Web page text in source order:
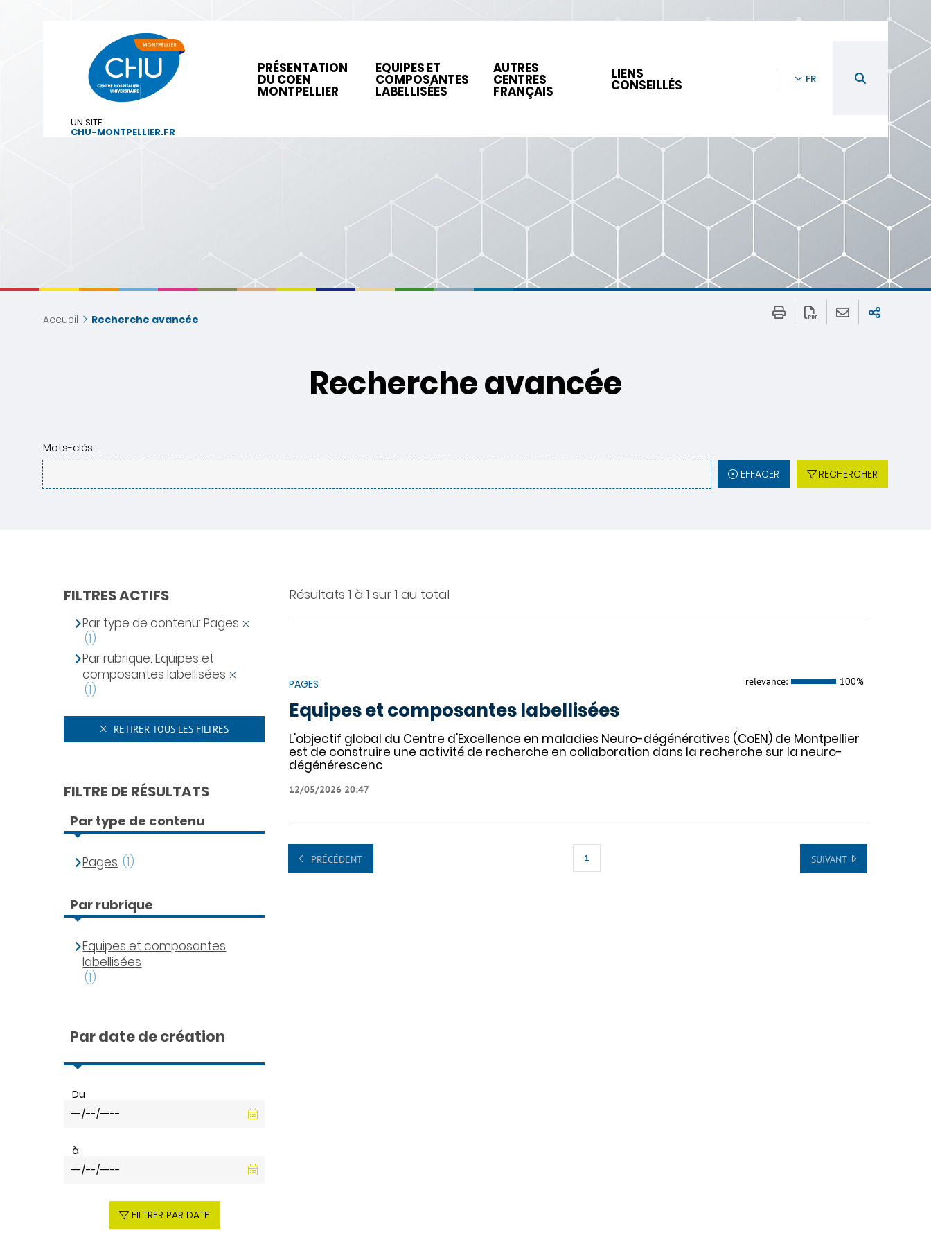
UN SITE
CHU-MONTPELLIER.FR
PRÉSENTATION
DU COEN
MONTPELLIER
EQUIPES ET
COMPOSANTES
LABELLISÉES
AUTRES
CENTRES
FRANÇAIS
LIENS
CONSEILLÉS FR
Accueil Recherche avancée
Recherche avancée
Mots-clés :
EFFACER RECHERCHER
Résultats 1 à 1 sur 1 au total
PAGES relevance: 100%
Equipes et composantes labellisées
L'objectif global du Centre d'Excellence en maladies Neuro-dégénératives (CoEN) de Montpellier
est de construire une activité de recherche en collaboration dans la recherche sur la neuro-
dégénérescenc
12/05/2026 20:47
PRÉCÉDENT 1 SUIVANT
FILTRES ACTIFS
Par type de contenu: Pages
(1)
Par rubrique: Equipes et
composantes labellisées
(1)
RETIRER TOUS LES FILTRES
FILTRE DE RÉSULTATS
Par type de contenu
Pages (1)
Par rubrique
Equipes et composantes
labellisées
(1)
Par date de création
Du
à
FILTRER PAR DATE